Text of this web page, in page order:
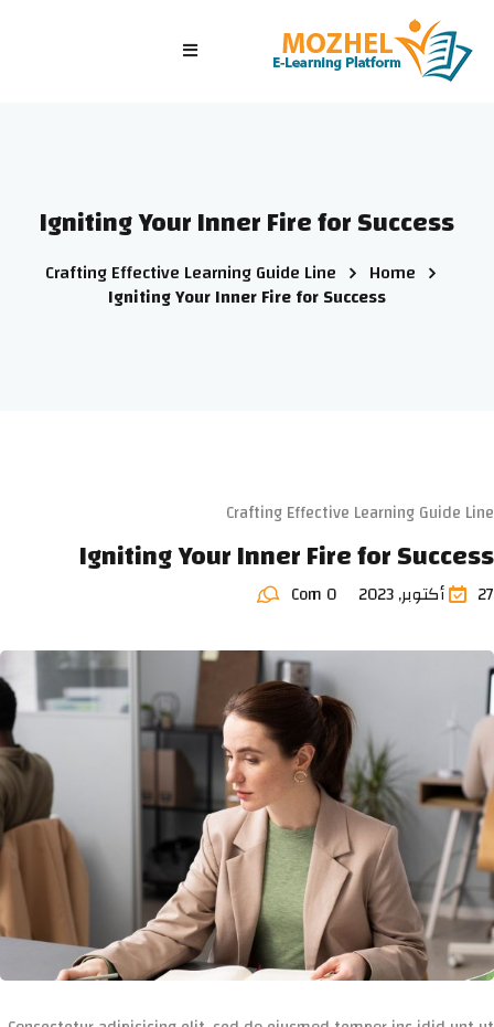
الاختبارات
الدخول/ تسجيل جديد
Igniting Your Inner Fire for Success
Home
Crafting Effective Learning Guide Line
Igniting Your Inner Fire for Success
Crafting Effective Learning Guide Line
Igniting Your Inner Fire for Success
27 أكتوبر, 2023 Com 0